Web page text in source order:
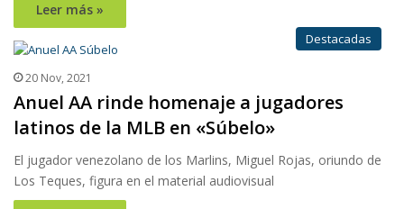
Leer más »
Destacadas
20 Nov, 2021
Anuel AA rinde homenaje a jugadores
latinos de la MLB en «Súbelo»
El jugador venezolano de los Marlins, Miguel Rojas, oriundo de
Los Teques, figura en el material audiovisual